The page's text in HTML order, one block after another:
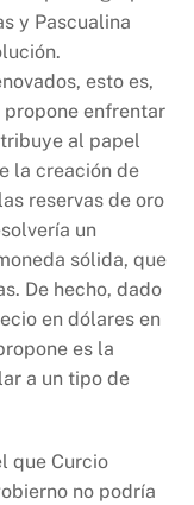
y Pascualina
esto es,
enfrentar
al papel
la creación de
reservas de oro
un
sólida, que
De hecho, dado
en dólares en
es la
a un tipo de
que Curcio
no podría